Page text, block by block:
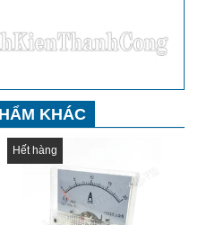
KHÁC
Hết hàng